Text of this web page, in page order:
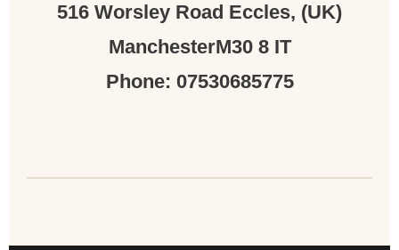
(UK) 516 Worsley Road Eccles,
ManchesterM30 8 IT
Phone: 07530685775